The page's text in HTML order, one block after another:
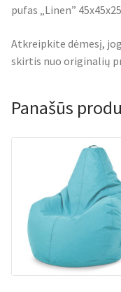
pufas „Linen”
Atkreipkite dėmesį,
skirtis nuo originalių
Panašūs